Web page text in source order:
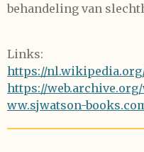
behandeling van
Links:
https://nl.wikipedia.org/
https://web.archive.org/
ww.sjwatson-